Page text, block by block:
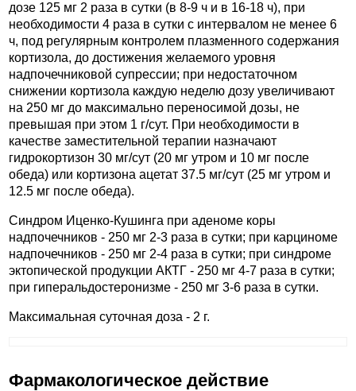
дозе 125 мг 2 раза в сутки (в 8-9 ч и в 16-18 ч), при
необходимости 4 раза в сутки с интервалом не менее 6
ч, под регулярным контролем плазменного содержания
кортизола, до достижения желаемого уровня
надпочечниковой супрессии; при недостаточном
снижении кортизола каждую неделю дозу увеличивают
на 250 мг до максимально переносимой дозы, не
превышая при этом 1 г/сут. При необходимости в
качестве заместительной терапии назначают
гидрокортизон 30 мг/сут (20 мг утром и 10 мг после
обеда) или кортизона ацетат 37.5 мг/сут (25 мг утром и
12.5 мг после обеда).
Синдром Иценко-Кушинга при аденоме коры
надпочечников - 250 мг 2-3 раза в сутки; при карциноме
надпочечников - 250 мг 2-4 раза в сутки; при синдроме
эктопической продукции АКТГ - 250 мг 4-7 раза в сутки;
при гиперальдостеронизме - 250 мг 3-6 раза в сутки.
Максимальная суточная доза - 2 г.
Фармакологическое действие